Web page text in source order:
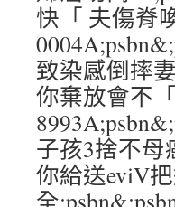
快「 夫傷脊
致染感倒摔
你棄放會不
子孩3捨不母
你給送eviV
全